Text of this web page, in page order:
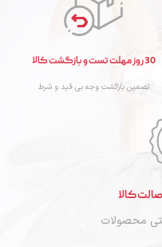
30 روز مهلت تست و بازگشت کالا
تصمین بازگشت وجه بی قید و شرط
کالا